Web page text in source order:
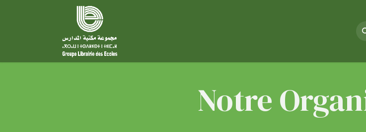
Se rendre au contenu
Notre